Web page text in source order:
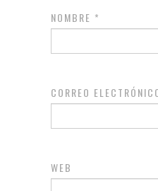
NOMBRE *
CORREO
WEB